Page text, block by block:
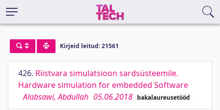
Kirjeid leitud: 21561
426. Riistvara simulatsioon sardsüsteemile.
Hardware simulation for embedded Software
Alabsawi, Abdullah 05.06.2018 bakalaureusetööd